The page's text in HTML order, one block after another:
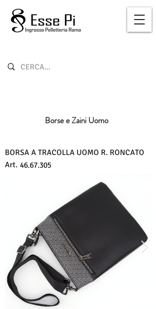
Borse e Zaini Uomo
BORSA A TRACOLLA UOMO R. RONCATO
Art. 46.67.305